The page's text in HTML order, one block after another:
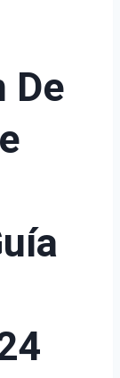
De